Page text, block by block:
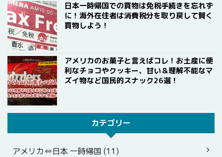
日本一時帰国での買物は免税手続きを忘れず
に！海外在住者は消費税分を取り戻して賢く
買物しよう！
アメリカのお菓子と言えばコレ！お土産に便
利なチョコやクッキー、甘い＆理解不能なマ
ズイ物など国民的スナック26選！
カテゴリー
アメリカ⇔日本 一時帰国 (11)